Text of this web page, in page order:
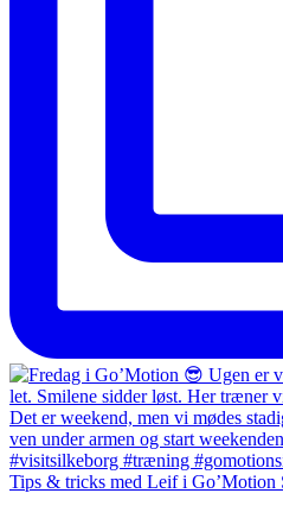
Tips & tricks med Leif i Go’Motion